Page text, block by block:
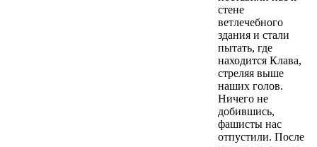
стене
ветлечебного
здания и стали
пытать, где
находится Клава,
стреляя выше
наших голов.
Ничего не
добившись,
фашисты нас
отпустили. После